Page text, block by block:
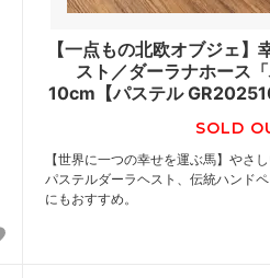
【一点もの北欧オブジェ
スト／ダーラナホース
10cm【パステル
SOLD
【世界に一つの幸せを運ぶ馬】やさ
パステルダーラヘスト、伝統ハンド
にもおすすめ。